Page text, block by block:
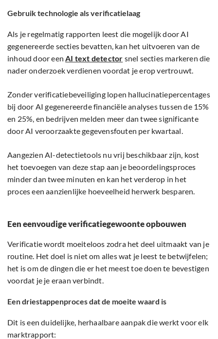
Gebruik technologie als verificatielaag
Als je regelmatig rapporten leest die mogelijk door AI
gegenereerde secties bevatten, kan het uitvoeren van de
inhoud door eenAI text detector snel secties markeren die
nader onderzoek verdienen voordat je erop vertrouwt.
Zonder verificatiebeveiliging lopen hallucinatiepercentages
bij door AI gegenereerde financiële analyses tussen de 15%
en 25%, en bedrijven melden meer dan twee significante
door AI veroorzaakte gegevensfouten per kwartaal.
Aangezien AI-detectietools nu vrij beschikbaar zijn, kost
het toevoegen van deze stap aan je beoordelingsproces
minder dan twee minuten en kan het verderop in het
proces een aanzienlijke hoeveelheid herwerk besparen.
Een eenvoudige verificatiegewoonte opbouwen
Verificatie wordt moeiteloos zodra het deel uitmaakt van je
routine. Het doel is niet om alles wat je leest te betwijfelen;
het is om de dingen die er het meest toe doen te bevestigen
voordat je je eraan verbindt.
Een driestappenproces dat de moeite waard is
Dit is een duidelijke, herhaalbare aanpak die werkt voor elk
marktrapport: